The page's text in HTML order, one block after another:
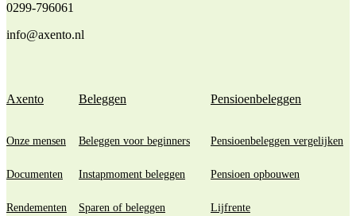
0299-796061
info@axento.nl
Axento
Onze mensen
Documenten
Rendementen
Beleggen
Beleggen voor beginners
Instapmoment beleggen
Sparen of beleggen
Pensioenbeleggen
Pensioenbeleggen vergelijken
Pensioen opbouwen
Lijfrente